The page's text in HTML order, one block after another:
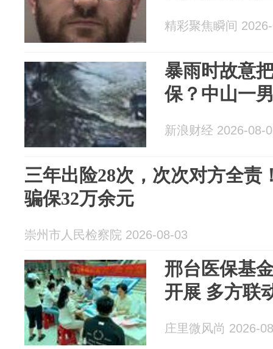
精彩聚焦瞬间
暴雨时故意
保？中山一
新浪财经 2026-08-
三年出险28次，次次对方全责
骗保32万余元
崇州市人民检察院 2026-08-03
邢台医保基
开展 多方联
庄里微风尚 2026-